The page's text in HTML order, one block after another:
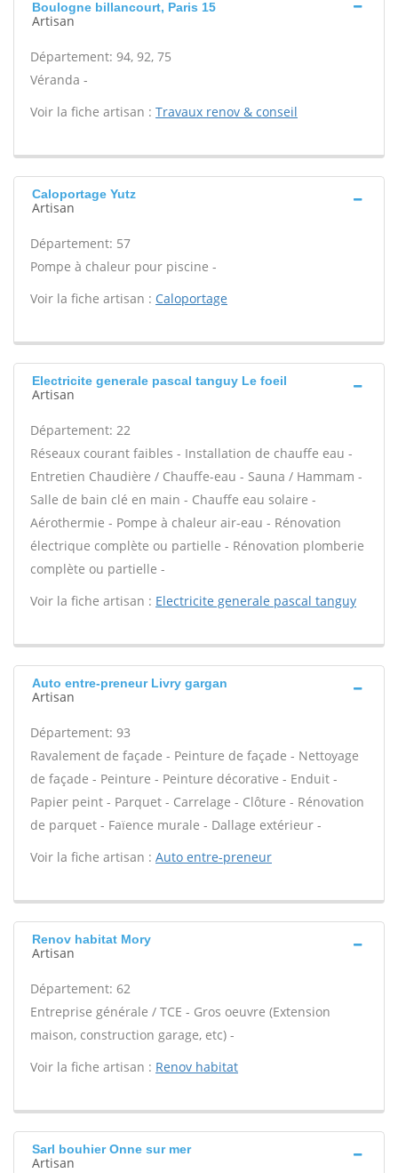
Boulogne billancourt, Paris 15
Artisan
Département: 94, 92, 75
Véranda -
Voir la fiche artisan : Travaux renov & conseil
Caloportage Yutz
Artisan
Département: 57
Pompe à chaleur pour piscine -
Voir la fiche artisan : Caloportage
Electricite generale pascal tanguy Le foeil
Artisan
Département: 22
Réseaux courant faibles - Installation de chauffe eau -
Entretien Chaudière / Chauffe-eau - Sauna / Hammam -
Salle de bain clé en main - Chauffe eau solaire -
Aérothermie - Pompe à chaleur air-eau - Rénovation
électrique complète ou partielle - Rénovation plomberie
complète ou partielle -
Voir la fiche artisan : Electricite generale pascal tanguy
Auto entre-preneur Livry gargan
Artisan
Département: 93
Ravalement de façade - Peinture de façade - Nettoyage
de façade - Peinture - Peinture décorative - Enduit -
Papier peint - Parquet - Carrelage - Clôture - Rénovation
de parquet - Faïence murale - Dallage extérieur -
Voir la fiche artisan : Auto entre-preneur
Renov habitat Mory
Artisan
Département: 62
Entreprise générale / TCE - Gros oeuvre (Extension
maison, construction garage, etc) -
Voir la fiche artisan : Renov habitat
Sarl bouhier Onne sur mer
Artisan